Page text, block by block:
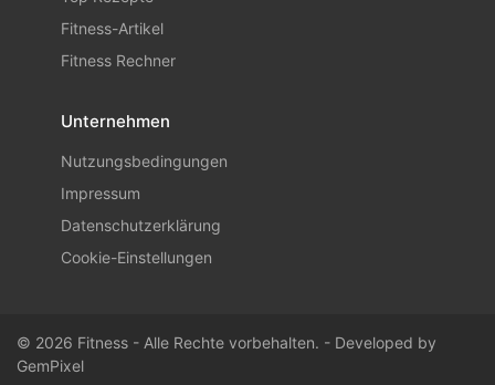
Fitness-Artikel
Fitness Rechner
Unternehmen
Nutzungsbedingungen
Impressum
Datenschutzerklärung
Cookie-Einstellungen
© 2026 Fitness - Alle Rechte vorbehalten. - Developed by
GemPixel